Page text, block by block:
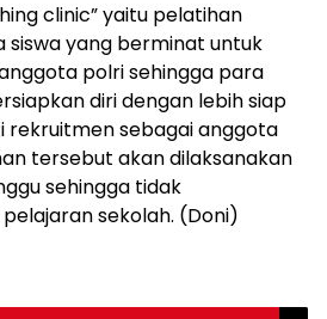
clinic” yaitu pelatihan
siswa yang berminat untuk
polri sehingga para
diri dengan lebih siap
rekruitmen sebagai anggota
tersebut akan dilaksanakan
sehingga tidak
sekolah. (Doni)